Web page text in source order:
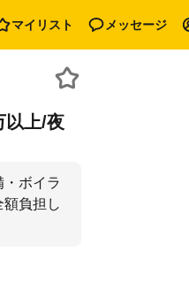
マイリスト メッセージ
以上/夜
ボイラ
負担し